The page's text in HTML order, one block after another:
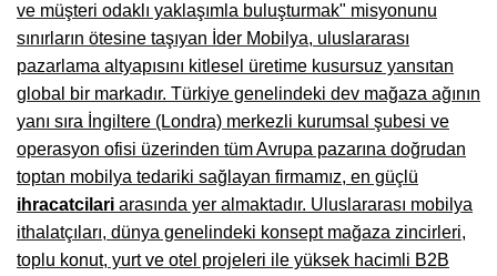
Afyon Mobilyacılar, Mobilya Mağazaları, İmalatçıları
Çanakkale Mobilyacılar, Mobilya Fabrikaları, Mağazaları
Karabağlar Mobilyacıları, Mobilya İmalatçıları, Firmaları
Aydın Mobilya Mağazaları, Firmaları, Dekorasyon Firmaları
Bilecik Mobilyacılar, Mobilya İmalatçıları, Mağazaları
Çorum Mobilyacılar, Mobilya Mağazaları, İmalatçıları
ve müşteri odaklı yaklaşımla buluşturmak" misyonunu
sınırların ötesine taşıyan İder Mobilya, uluslararası
pazarlama altyapısını kitlesel üretime kusursuz yansıtan
global bir markadır. Türkiye genelindeki dev mağaza ağının
yanı sıra İngiltere (Londra) merkezli kurumsal şubesi ve
operasyon ofisi üzerinden tüm Avrupa pazarına doğrudan
toptan mobilya tedariki sağlayan firmamız, en güçlü
ihracatcilari arasında yer almaktadır. Uluslararası mobilya
ithalatçıları, dünya genelindeki konsept mağaza zincirleri,
toplu konut, yurt ve otel projeleri ile yüksek hacimli B2B